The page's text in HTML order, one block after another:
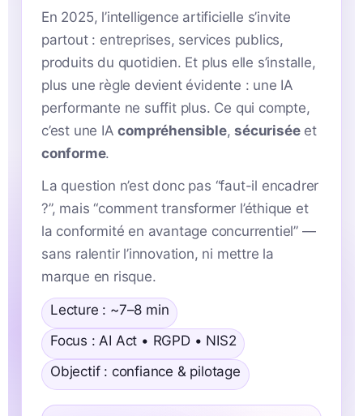
En 2025, l’intelligence artificielle s’invite
partout : entreprises, services publics,
produits du quotidien. Et plus elle s’installe,
plus une règle devient évidente : une IA
performante ne suffit plus. Ce qui compte,
c’est une IAcompréhensible,sécuriséeet
conforme.
La question n’est donc pas “faut-il encadrer
?”, mais “comment transformer l’éthique et
la conformité en avantage concurrentiel” —
sans ralentir l’innovation, ni mettre la
marque en risque.
Lecture : ~7–8 min
Focus : AI Act • RGPD • NIS2
Objectif : confiance & pilotage